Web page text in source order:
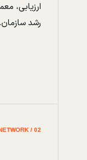
ارزیابی،
رشد سازمان.
02 / NETWORK